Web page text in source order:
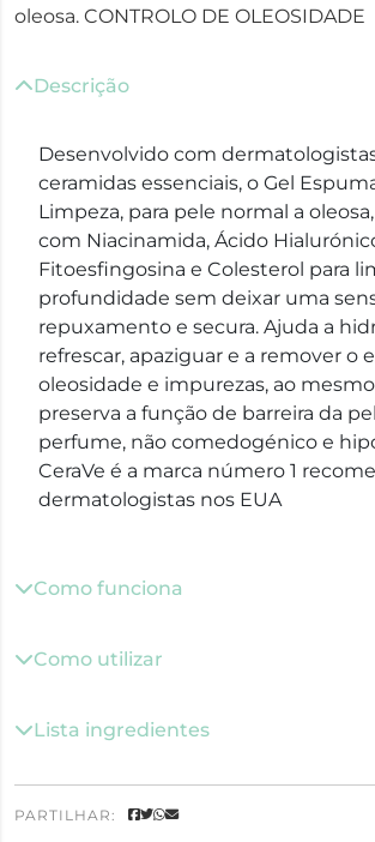
oleosa. CONTROLO DE OLEOSIDADE
Descrição
Desenvolvido com
ceramidas essenciais, o Gel
Limpeza, para pele normal a
com Niacinamida, Ácido
Fitoesfingosina e Colesterol para
profundidade sem deixar uma
repuxamento e secura. Ajuda a
refrescar, apaziguar e a remover o
oleosidade e impurezas, ao
preserva a função de barreira da
perfume, não comedogénico e
CeraVe é a marca número 1
dermatologistas nos EUA
Como funciona
Como utilizar
Lista ingredientes
PARTILHAR: